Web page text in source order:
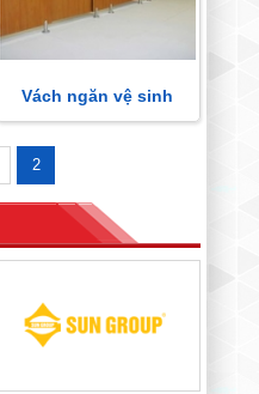
Vách ngăn vệ sinh
2